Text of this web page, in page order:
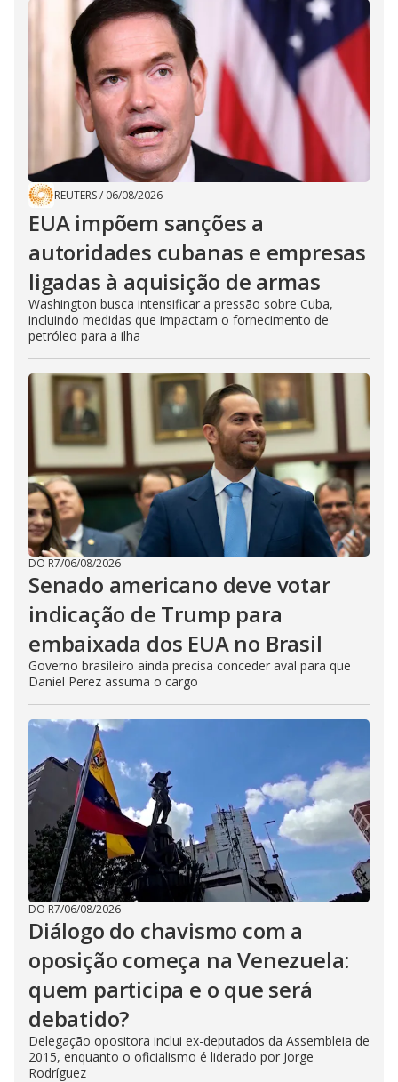
REUTERS/ 06/08/2026
EUA impõem sanções a
autoridades cubanas e empresas
ligadas à aquisição de armas
Washington busca intensificar a pressão sobre Cuba,
incluindo medidas que impactam o fornecimento de
petróleo para a ilha
DO R7/06/08/2026
Senado americano deve votar
indicação de Trump para
embaixada dos EUA no Brasil
Governo brasileiro ainda precisa conceder aval para que
Daniel Perez assuma o cargo
DO R7/06/08/2026
Diálogo do chavismo com a
oposição começa na Venezuela:
quem participa e o que será
debatido?
Delegação opositora inclui ex-deputados da Assembleia de
2015, enquanto o oficialismo é liderado por Jorge
Rodríguez